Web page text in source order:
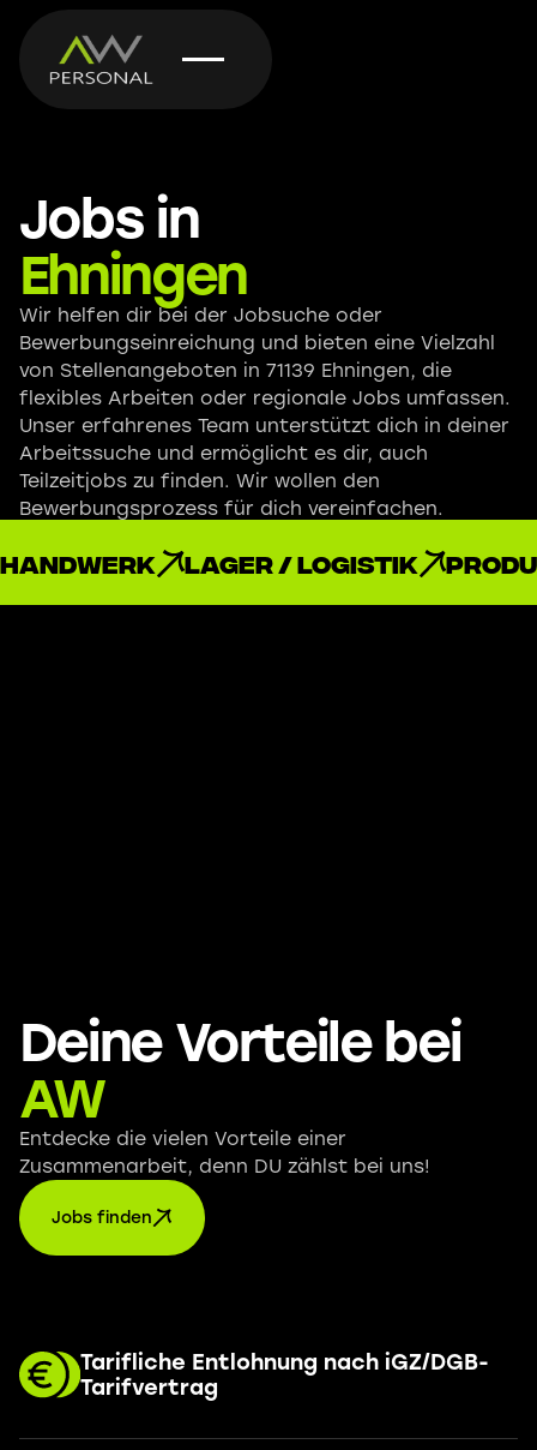
Jobs in
Ehningen
Wir helfen dir bei der Jobsuche oder
Bewerbungseinreichung und bieten eine Vielzahl
von Stellenangeboten in 71139 Ehningen, die
flexibles Arbeiten oder regionale Jobs umfassen.
Unser erfahrenes Team unterstützt dich in deiner
Arbeitssuche und ermöglicht es dir, auch
Teilzeitjobs zu finden. Wir wollen den
Bewerbungsprozess für dich vereinfachen.
Handwerk Lager / Logistik
Deine Vorteile bei
AW
Entdecke die vielen Vorteile einer
Zusammenarbeit, denn DU zählst bei uns!
Jobs finden
Tarifliche Entlohnung nach iGZ/DGB-
Tarifvertrag